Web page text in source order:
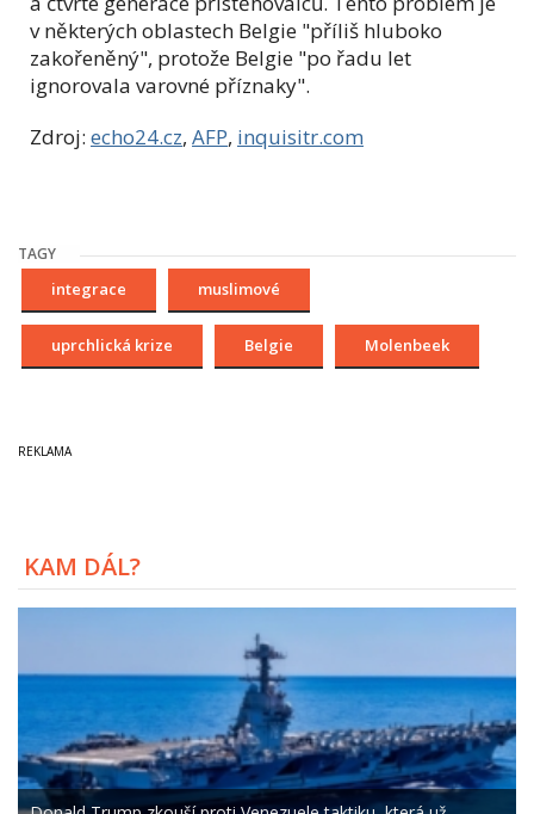
v některých oblastech Belgie "příliš hluboko
zakořeněný", protože Belgie "po řadu let
ignorovala varovné příznaky".
Zdroj: echo24.cz, AFP, inquisitr.com
TAGY
integrace muslimové
uprchlická krize Belgie Molenbeek
KAM DÁL?